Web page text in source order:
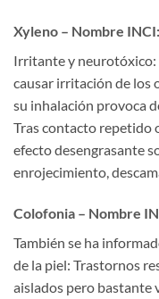
Xyleno – Nombre
Irritante y neurotóxico:
causar irritación de los
su inhalación provoca
Tras contacto repetido
efecto desengrasante
enrojecimiento,
Colofonia – Nombre
También se ha
de la piel: Trastornos
aislados pero bastante